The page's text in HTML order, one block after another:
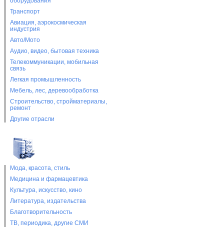
Транспорт
Авиация, аэрокосмическая
индустрия
Авто/Мото
Аудио, видео, бытовая техника
Телекоммуникации, мобильная
связь
Легкая промышленность
Мебель, лес, деревообработка
Строительство, стройматериалы,
ремонт
Другие отрасли
Мода, красота, стиль
Медицина и фармацевтика
Культура, искусство, кино
Литература, издательства
Благотворительность
ТВ, периодика, другие СМИ